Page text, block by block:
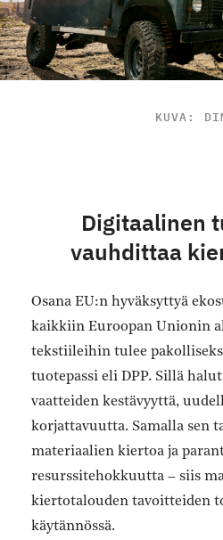
KUVA:
Digitaalinen
vauhdittaa
Osana EU:n hyväksyttyä
kaikkiin Euroopan Unionin
tekstiileihin tulee
tuotepassi eli DPP. Sillä
vaatteiden kestävyyttä,
korjattavuutta. Samalla sen
materiaalien kiertoa ja
resurssitehokkuutta – siis
kiertotalouden tavoitteiden
käytännössä.